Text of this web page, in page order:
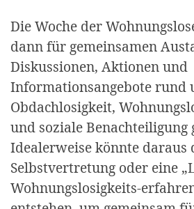
Die Woche der
dann für gemeinsamen
Diskussionen, Aktionen und
Informationsangebote rund
Obdachlosigkeit,
und soziale Benachteiligung
Idealerweise könnte daraus
Selbstvertretung oder eine
Wohnungslosigkeits-